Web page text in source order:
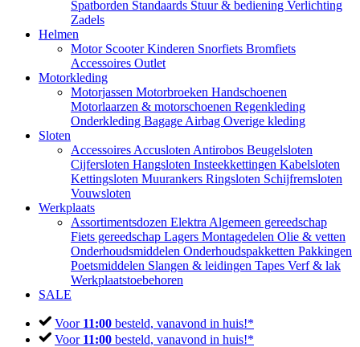
Spatborden Standaards Stuur & bediening Verlichting
Zadels
Helmen
Motor ScooterKinderen Snorfiets Bromfiets
Accessoires Outlet
Motorkleding
Motorjassen Motorbroeken Handschoenen
Motorlaarzen & motorschoenen Regenkleding
Onderkleding Bagage Airbag Overige kleding
Sloten
Accessoires Accusloten Antirobos Beugelsloten
Cijfersloten Hangsloten Insteekkettingen Kabelsloten
Kettingsloten Muurankers Ringsloten Schijfremsloten
Vouwsloten
Werkplaats
Assortimentsdozen Elektra Algemeen gereedschap
Fiets gereedschap Lagers Montagedelen Olie & vetten
Onderhoudsmiddelen Onderhoudspakketten Pakkingen
Poetsmiddelen Slangen & leidingen Tapes Verf & lak
Werkplaatstoebehoren
SALE
Voor 11:00 besteld, vanavond in huis!*
Voor 11:00 besteld, vanavond in huis!*